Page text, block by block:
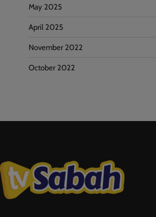
May 2025
April 2025
November 2022
October 2022